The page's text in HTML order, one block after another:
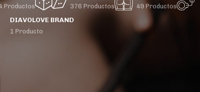
Productos 376 Productos 49 Productos
DIAVOLOVE BRAND
1 Producto